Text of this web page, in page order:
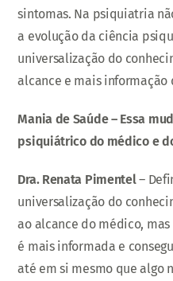
sintomas. Na psiquiatria
a evolução da ciência
universalização do
alcance e mais informação
Mania de Saúde – Essa
psiquiátrico do médico e
Dra. Renata Pimentel–
universalização do
ao alcance do médico,
é mais informada e
até em si mesmo que algo